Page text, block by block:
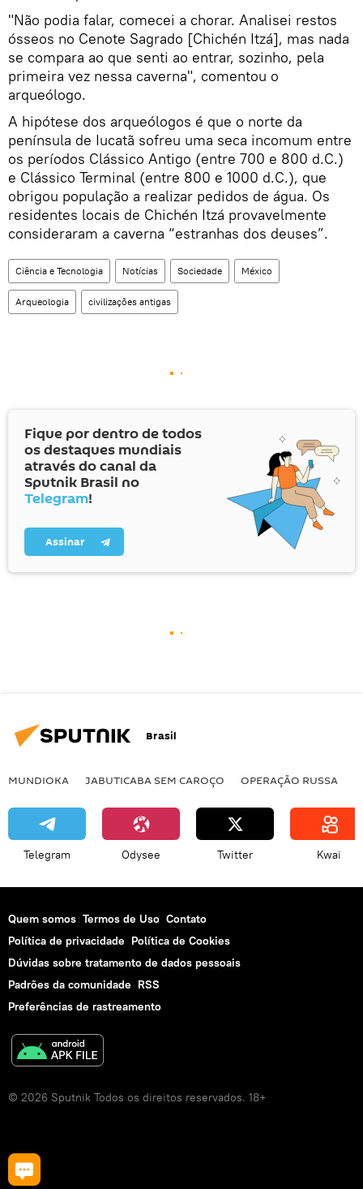
"Não podia falar, comecei a chorar. Analisei restos
ósseos no Cenote Sagrado [Chichén Itzá], mas nada
se compara ao que senti ao entrar, sozinho, pela
primeira vez nessa caverna", comentou o
arqueólogo.
A hipótese dos arqueólogos é que o norte da
península de Iucatã sofreu uma seca incomum entre
os períodos Clássico Antigo (entre 700 e 800 d.C.)
e Clássico Terminal (entre 800 e 1000 d.C.), que
obrigou população a realizar pedidos de água. Os
residentes locais de Chichén Itzá provavelmente
consideraram a caverna “estranhas dos deuses”.
Ciência e Tecnologia Notícias Sociedade México
Arqueologia civilizações antigas
Fique por dentro de todos
os destaques mundiais
através do canal da
Sputnik Brasil no
Telegram!
Assinar
Brasil
MUNDIOKA JABUTICABA SEM CAROÇO OPERAÇÃO RUSSA
Telegram Odysee Twitter Kwai
Quem somos Termos de Uso Contato
Política de privacidade Política de Cookies
Dúvidas sobre tratamento de dados pessoais
Padrões da comunidade RSS
Preferências de rastreamento
© 2026 Sputnik Todos os direitos reservados. 18+